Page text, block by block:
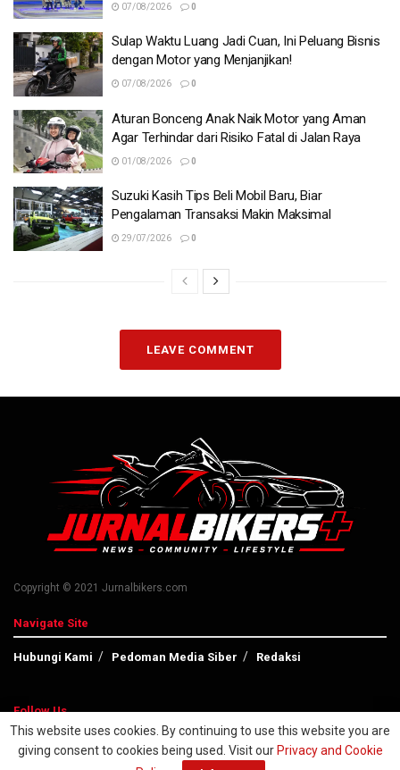
07/08/2026 0
Sulap Waktu Luang Jadi Cuan, Ini Peluang Bisnis
dengan Motor yang Menjanjikan!
07/08/2026 0
Aturan Bonceng Anak Naik Motor yang Aman
Agar Terhindar dari Risiko Fatal di Jalan Raya
01/08/2026 0
Suzuki Kasih Tips Beli Mobil Baru, Biar
Pengalaman Transaksi Makin Maksimal
29/07/2026 0
LEAVE COMMENT
Copyright © 2021 Jurnalbikers.com
Navigate Site
Hubungi Kami Pedoman Media Siber Redaksi
Follow Us
This website uses cookies. By continuing to use this website you are
giving consent to cookies being used. Visit our Privacy and Cookie